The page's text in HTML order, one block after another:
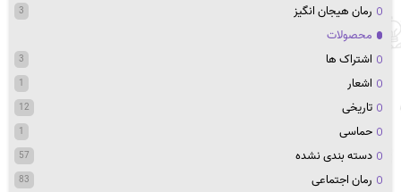
رمان هیجان انگیز 3
محصولات
اشتراک ها
3
اشعار 1
تاریخی 12
حماسی 1
دسته بندی نشده 57
رمان اجتماعی 83